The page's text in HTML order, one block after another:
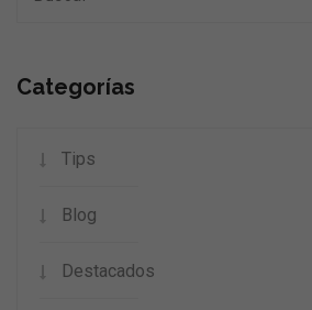
Categorías
Tips
Blog
Destacados